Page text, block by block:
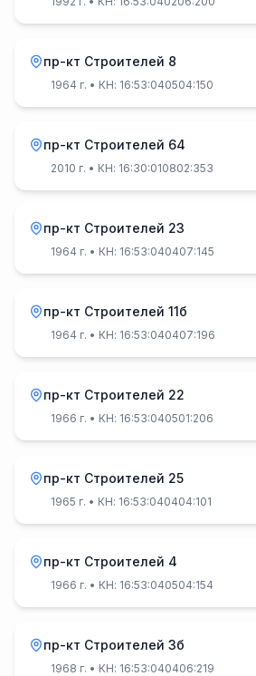
пр-кт Строителей 8
1964 г. • КН: 16:53:040504:150
пр-кт Строителей 64
2010 г. • КН: 16:30:010802:353
пр-кт Строителей 23
1964 г. • КН: 16:53:040407:145
пр-кт Строителей 11б
1964 г. • КН: 16:53:040407:196
пр-кт Строителей 22
1966 г. • КН: 16:53:040501:206
пр-кт Строителей 25
1965 г. • КН: 16:53:040404:101
пр-кт Строителей 4
1966 г. • КН: 16:53:040504:154
пр-кт Строителей 3б
1968 г. • КН: 16:53:040406:219